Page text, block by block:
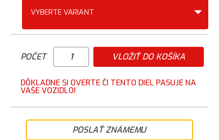
VYBERTE VARIANT
POČET VLOŽIŤ DO KOŠÍKA
DÔKLADNE SI OVERTE ČI TENTO DIEL PASUJE NA
VAŠE VOZIDLO!
POSLAŤ ZNÁMEMU